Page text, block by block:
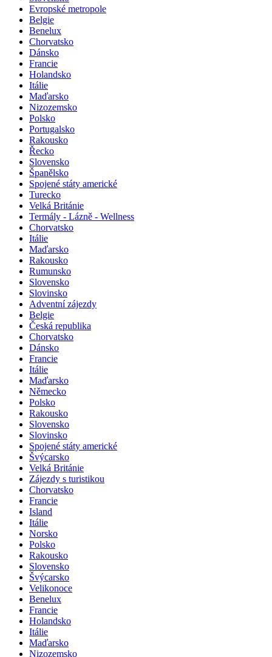
Evropské metropole
Belgie
Benelux
Chorvatsko
Dánsko
Francie
Holandsko
Itálie
Maďarsko
Nizozemsko
Polsko
Portugalsko
Rakousko
Řecko
Slovensko
Španělsko
Spojené státy americké
Turecko
Velká Británie
Termály - Lázně - Wellness
Chorvatsko
Itálie
Maďarsko
Rakousko
Rumunsko
Slovensko
Slovinsko
Adventní zájezdy
Belgie
Česká republika
Chorvatsko
Dánsko
Francie
Itálie
Maďarsko
Německo
Polsko
Rakousko
Slovensko
Slovinsko
Spojené státy americké
Švýcarsko
Velká Británie
Zájezdy s turistikou
Chorvatsko
Francie
Island
Itálie
Norsko
Polsko
Rakousko
Slovensko
Švýcarsko
Velikonoce
Benelux
Francie
Holandsko
Itálie
Maďarsko
Nizozemsko